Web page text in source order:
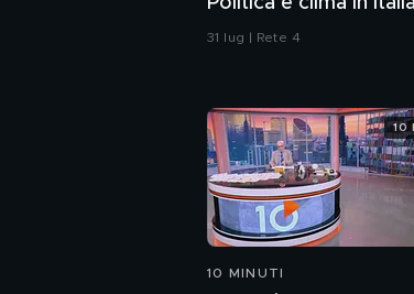
31 lug | Rete 4
10 MINUTI
10